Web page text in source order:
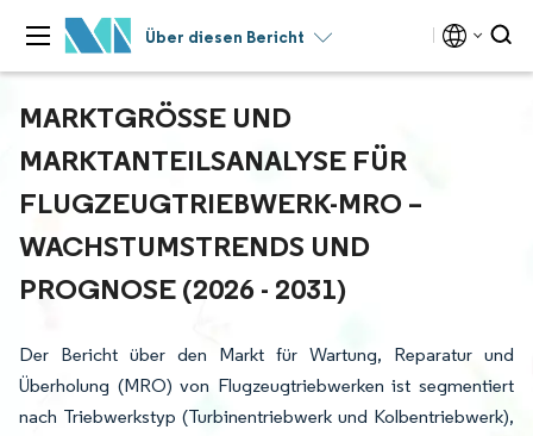
Über diesen Bericht
MARKTGRÖSSE UND M
ARKTANTEILSANALYSE FÜR F
LUGZEUGTRIEBWERK-MRO – W
ACHSTUMSTRENDS UND P
ROGNOSE (2026 - 2031)
Der Bericht über den Markt für Wartung, Reparatur und
Überholung (MRO) von Flugzeugtriebwerken ist segmentiert
nach Triebwerkstyp (Turbinentriebwerk und Kolbentriebwerk),